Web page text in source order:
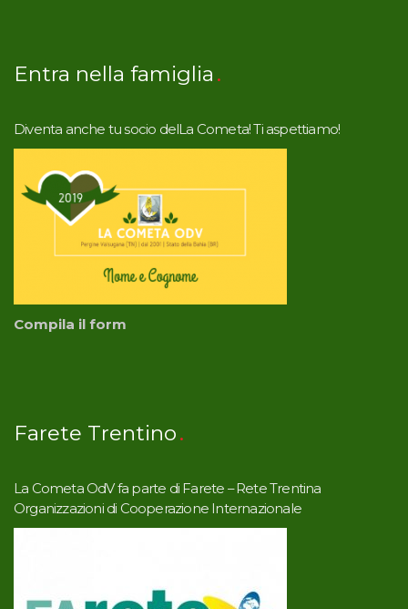
Entra nella famiglia
Diventa anche tu socio delLa Cometa! Ti aspettiamo!
Compila il form
Farete Trentino
La Cometa OdV fa parte di Farete – Rete Trentina
Organizzazioni di Cooperazione Internazionale